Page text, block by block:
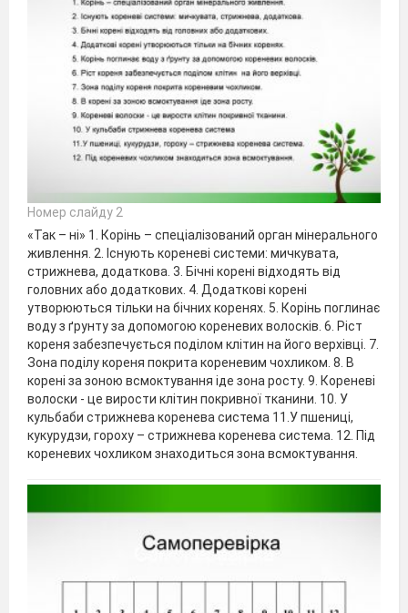
Номер слайду 2
«Так – ні» 1. Корінь – спеціалізований орган мінерального
живлення. 2. Існують кореневі системи: мичкувата,
стрижнева, додаткова. 3. Бічні корені відходять від
головних або додаткових. 4. Додаткові корені
утворюються тільки на бічних коренях. 5. Корінь поглинає
воду з ґрунту за допомогою кореневих волосків. 6. Ріст
кореня забезпечується поділом клітин на його верхівці. 7.
Зона поділу кореня покрита кореневим чохликом. 8. В
корені за зоною всмоктування іде зона росту. 9. Кореневі
волоски - це вирости клітин покривної тканини. 10. У
кульбаби стрижнева коренева система 11.У пшениці,
кукурудзи, гороху – стрижнева коренева система. 12. Під
кореневих чохликом знаходиться зона всмоктування.